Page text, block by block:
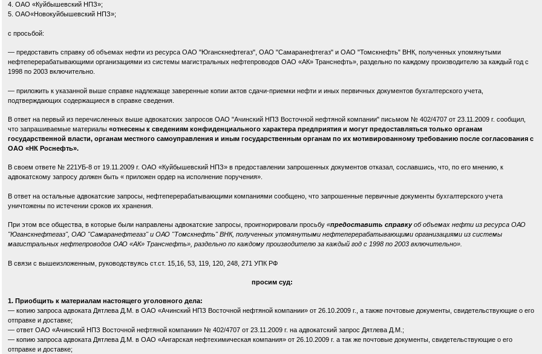
4. ОАО «Куйбышевский НПЗ»;
5. ОАО«Новокуйбышевский НПЗ»;
с просьбой:
— предоставить справку об объемах нефти из ресурса ОАО "Юганскнефтегаз", ОАО "Самаранефтегаз" и ОАО "Томскнефть" ВНК, полученных упомянутыми
нефтеперерабатывающими организациями из системы магистральных нефтепроводов ОАО «АК» Транснефть», раздельно по каждому производителю за каждый год с
1998 по 2003 включительно.
— приложить к указанной выше справке надлежаще заверенные копии актов сдачи-приемки нефти и иных первичных документов бухгалтерского учета,
подтверждающих содержащиеся в справке сведения.
В ответ на первый из перечисленных выше адвокатских запросов ОАО "Ачинский НПЗ Восточной нефтяной компании" письмом № 402/4707 от 23.11.2009 г. сообщил,
что запрашиваемые материалы «отнесены к сведениям конфиденциального характера предприятия и могут предоставляться только органам
государственной власти, органам местного самоуправления и иным государственным органам по их мотивированному требованию после согласования с
ОАО «НК Роснефть».
В своем ответе № 221УБ-8 от 19.11.2009 г. ОАО «Куйбышевский НПЗ» в предоставлении запрошенных документов отказал, сославшись, что, по его мнению, к
адвокатскому запросу должен быть « приложен ордер на исполнение поручения».
В ответ на остальные адвокатские запросы, нефтеперерабатывающими компаниями сообщено, что запрошенные первичные документы бухгалтерского учета
уничтожены по истечении сроков их хранения.
При этом все общества, в которые были направлены адвокатские запросы, проигнорировали просьбу «предоставить справкуоб объемах нефти из ресурса ОАО
"Юганскнефтегаз", ОАО "Самаранефтегаз" и ОАО "Томскнефть" ВНК, полученных упомянутыми нефтеперерабатывающими организациями из системы
магистральных нефтепроводов ОАО «АК» Транснефть», раздельно по каждому производителю за каждый год с 1998 по 2003 включительно».
В связи с вышеизложенным, руководствуясь ст.ст. 15,16, 53, 119, 120, 248, 271 УПК РФ
просим суд:
1. Приобщить к материалам настоящего уголовного дела:
— копию запроса адвоката Дятлева Д.М. в ОАО «Ачинский НПЗ Восточной нефтяной компании» от 26.10.2009 г., а также почтовые документы, свидетельствующие о его
отправке и доставке;
— ответ ОАО «Ачинский НПЗ Восточной нефтяной компании» № 402/4707 от 23.11.2009 г. на адвокатский запрос Дятлева Д.М.;
— копию запроса адвоката Дятлева Д.М. в ОАО «Ангарская нефтехимическая компания» от 26.10.2009 г. а так же почтовые документы, свидетельствующие о его
отправке и доставке;